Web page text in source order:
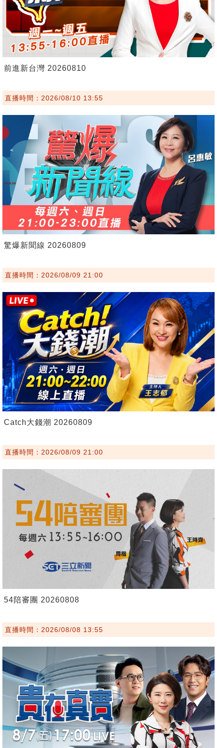
前進新台灣 20260810
直播時間：2026/08/10 13:55
驚爆新聞線 20260809
直播時間：2026/08/09 21:00
Catch大錢潮 20260809
直播時間：2026/08/09 21:00
54陪審團 20260808
直播時間：2026/08/08 13:55